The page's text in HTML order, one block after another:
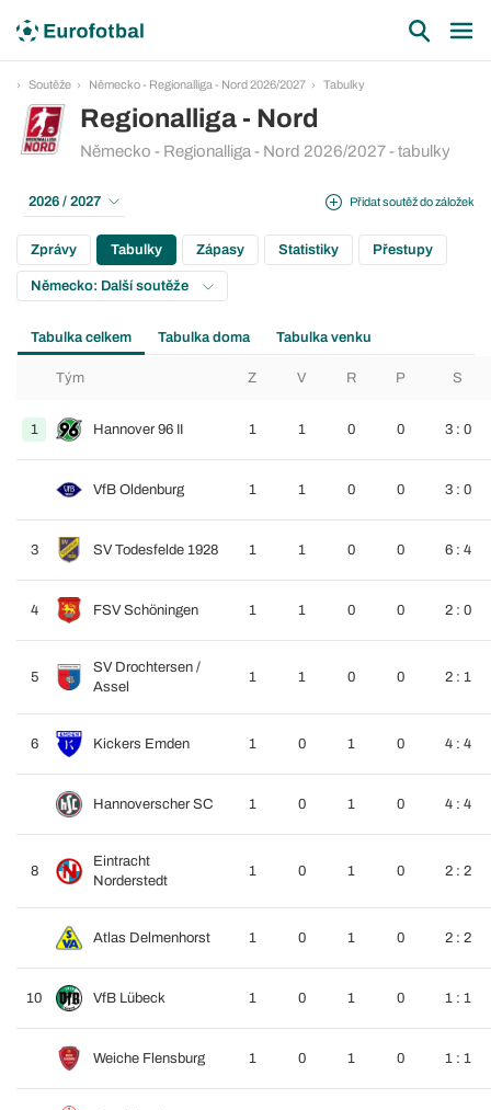
Soutěže Německo - Regionalliga - Nord 2026/2027 Tabulky
Regionalliga - Nord
Německo - Regionalliga - Nord 2026/2027 - tabulky
Přidat soutěž do záložek
2026 / 2027
Zprávy Tabulky Zápasy Statistiky Přestupy
Německo: Další soutěže
Tabulka celkem Tabulka doma Tabulka venku
Tým Z V R P S
1 Hannover 96 II 1 1 0 0 3 : 0
VfB Oldenburg 1 1 0 0 3 : 0
3 SV Todesfelde 1928 1 1 0 0 6 : 4
4 FSV Schöningen 1 1 0 0 2 : 0
5
SV Drochtersen /
Assel
1 1 0 0 2 : 1
6 Kickers Emden 1 0 1 0 4 : 4
Hannoverscher SC 1 0 1 0 4 : 4
8
Eintracht
Norderstedt
1 0 1 0 2 : 2
Atlas Delmenhorst 1 0 1 0 2 : 2
10 VfB Lübeck 1 0 1 0 1 : 1
Weiche Flensburg 1 0 1 0 1 : 1